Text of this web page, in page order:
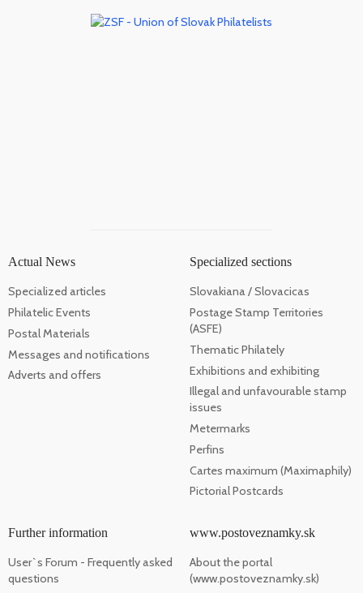
Actual News
Specialized articles
Philatelic Events
Postal Materials
Messages and notifications
Adverts and offers
Specialized sections
Slovakiana / Slovacicas
Postage Stamp Territories
(ASFE)
Thematic Philately
Exhibitions and exhibiting
Illegal and unfavourable stamp
issues
Metermarks
Perfins
Cartes maximum (Maximaphily)
Pictorial Postcards
Further information
User`s Forum - Frequently asked
questions
www.postoveznamky.sk
About the portal
(www.postoveznamky.sk)